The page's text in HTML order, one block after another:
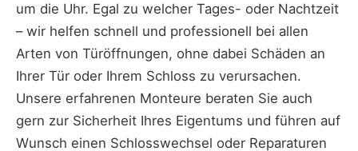
um die Uhr. Egal zu welcher Tages- oder Nachtzeit
– wir helfen schnell und professionell bei allen
Arten von Türöffnungen, ohne dabei Schäden an
Ihrer Tür oder Ihrem Schloss zu verursachen.
Unsere erfahrenen Monteure beraten Sie auch
gern zur Sicherheit Ihres Eigentums und führen auf
Wunsch einen Schlosswechsel oder Reparaturen